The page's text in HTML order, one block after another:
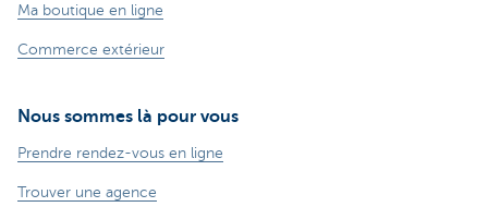
Ma boutique en ligne
Commerce extérieur
Nous sommes là pour vous
Prendre rendez-vous en ligne
Trouver une agence